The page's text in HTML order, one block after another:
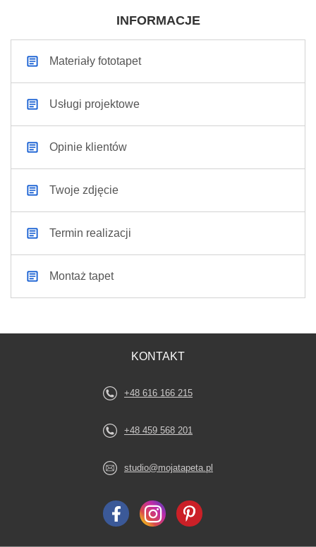
INFORMACJE
Materiały fototapet
Usługi projektowe
Opinie klientów
Twoje zdjęcie
Termin realizacji
Montaż tapet
KONTAKT
+48 616 166 215
+48 459 568 201
studio@mojatapeta.pl